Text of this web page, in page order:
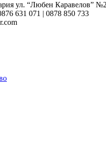
ул. “Любен Каравелов”
631 071 | 0878 850 733